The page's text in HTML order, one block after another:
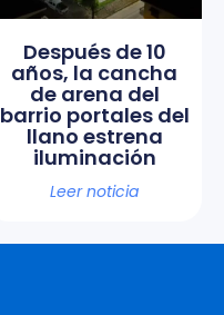
Después de 10
años, la cancha
de arena del
barrio portales del
llano estrena
iluminación
Leer noticia